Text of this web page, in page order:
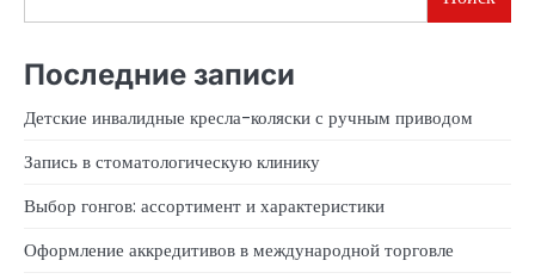
Последние записи
Детские инвалидные кресла-коляски с ручным приводом
Запись в стоматологическую клинику
Выбор гонгов: ассортимент и характеристики
Оформление аккредитивов в международной торговле